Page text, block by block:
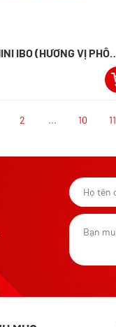
IBO (HƯƠNG VỊ PHÔ
2 ... 10 11